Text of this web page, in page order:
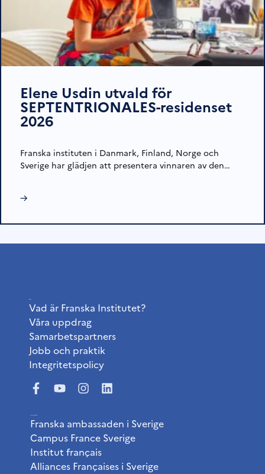
Elene Usdin utvald för
SEPTENTRIONALES-residenset
2026
Franska instituten i Danmark, Finland, Norge och
Sverige har glädjen att presentera vinnaren av den…
→
Vad är Franska Institutet?
Våra uppdrag
Samarbetspartners
Jobb och praktik
Integritetspolicy
Franska ambassaden i Sverige
Campus France Sverige
Institut français
Alliances Françaises i Sverige